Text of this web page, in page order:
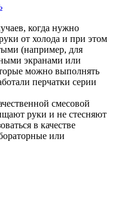
когда нужно
от холода и при этом
(например, для
экранами или
можно выполнять
перчатки серии
смесовой
руки и не стесняют
в качестве
или